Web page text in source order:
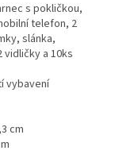
s pokličkou,
telefon, 2
slánka,
a 10ks
vybavení
cm